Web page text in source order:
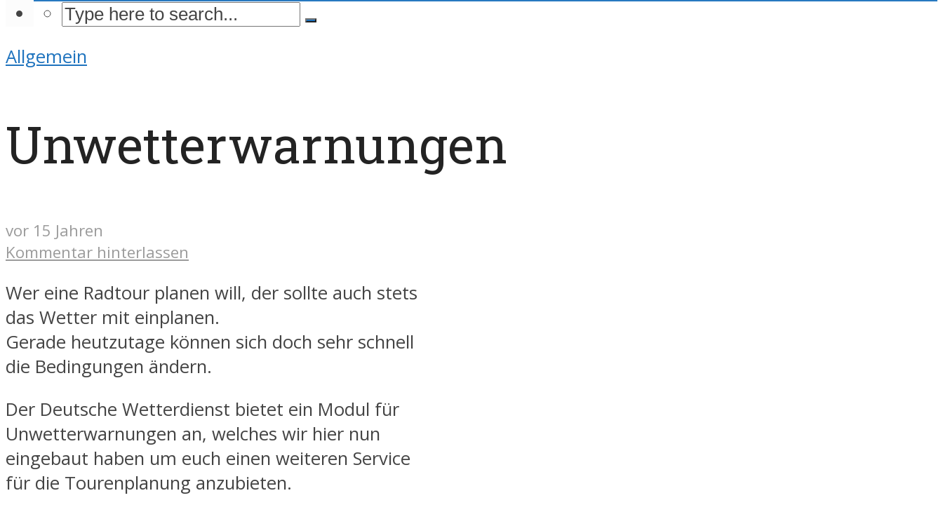
Allgemein
Unwetterwarnungen
vor 15 Jahren
Kommentar hinterlassen
Wer eine Radtour planen will, der sollte auch stets
das Wetter mit einplanen.
Gerade heutzutage können sich doch sehr schnell
die Bedingungen ändern.
Der Deutsche Wetterdienst bietet ein Modul für
Unwetterwarnungen an, welches wir hier nun
eingebaut haben um euch einen weiteren Service
für die Tourenplanung anzubieten.